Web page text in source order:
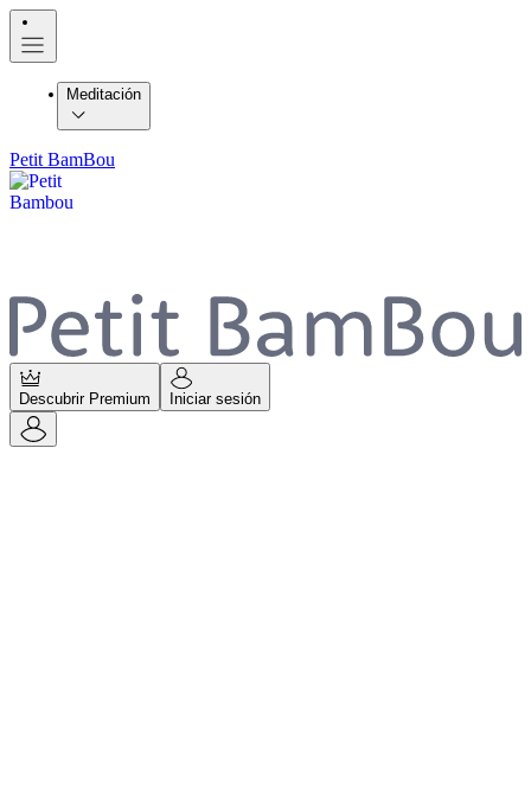
Meditación
Petit BamBou
Descubrir Premium Iniciar sesión